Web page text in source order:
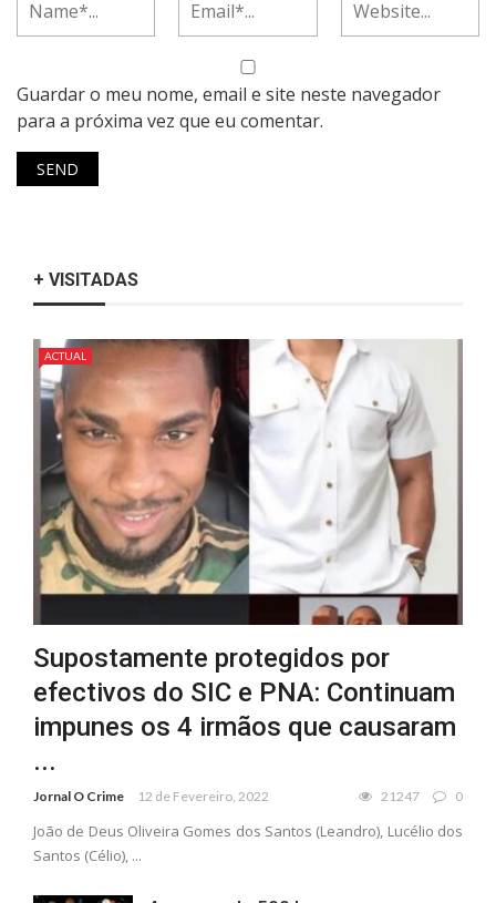
Guardar o meu nome, email e site neste navegador
para a próxima vez que eu comentar.
+ VISITADAS
ACTUAL
Supostamente protegidos por
efectivos do SIC e PNA: Continuam
impunes os 4 irmãos que causaram
...
Jornal O Crime 12 de Fevereiro, 2022 21247 0
João de Deus Oliveira Gomes dos Santos (Leandro), Lucélio dos
Santos (Célio), ...